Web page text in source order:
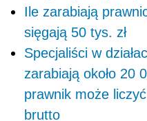
Ile zarabiają
sięgają 50 tys. zł
Specjaliści w
zarabiają około 20
prawnik może
brutto